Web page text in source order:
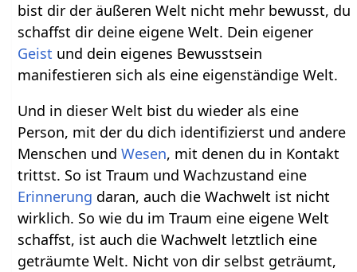
bist dir der äußeren Welt nicht mehr bewusst, du
schaffst dir deine eigene Welt. Dein eigener
Geist und dein eigenes Bewusstsein
manifestieren sich als eine eigenständige Welt.
Und in dieser Welt bist du wieder als eine
Person, mit der du dich identifizierst und andere
Menschen undWesen, mit denen du in Kontakt
trittst. So ist Traum und Wachzustand eine
Erinnerung daran, auch die Wachwelt ist nicht
wirklich. So wie du im Traum eine eigene Welt
schaffst, ist auch die Wachwelt letztlich eine
geträumte Welt. Nicht von dir selbst geträumt,